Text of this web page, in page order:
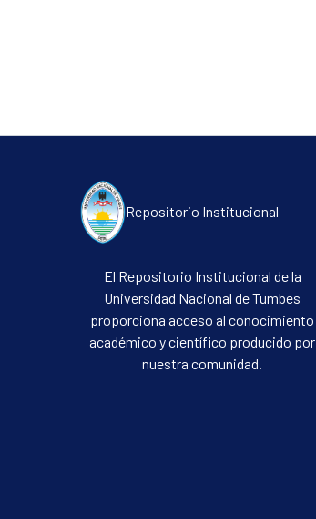
Repositorio Institucional
El Repositorio Institucional de la
Universidad Nacional de Tumbes
proporciona acceso al conocimiento
académico y científico producido por
nuestra comunidad.